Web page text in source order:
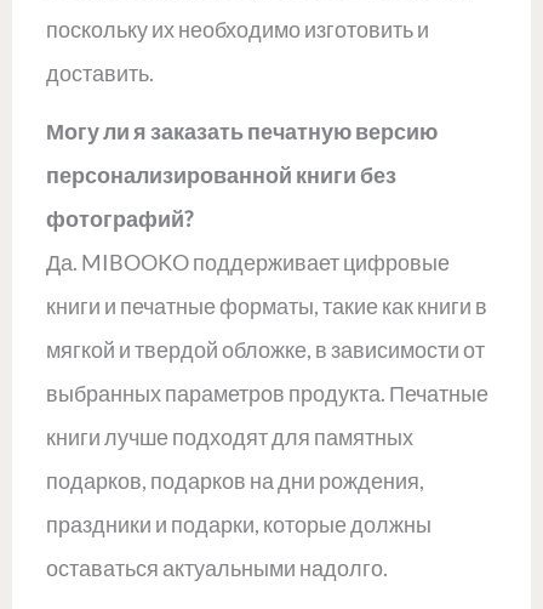
поскольку их необходимо изготовить и
доставить.
Могу ли я заказать печатную версию
персонализированной книги без
фотографий?
Да. MIBOOKO поддерживает цифровые
книги и печатные форматы, такие как книги в
мягкой и твердой обложке, в зависимости от
выбранных параметров продукта. Печатные
книги лучше подходят для памятных
подарков, подарков на дни рождения,
праздники и подарки, которые должны
оставаться актуальными надолго.